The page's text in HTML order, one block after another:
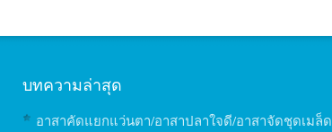
บทความล่าสุด
อาสาคัดแยกแว่นตา/อาสาปลาใจดี/อาสาจัดชุดเมล็ด